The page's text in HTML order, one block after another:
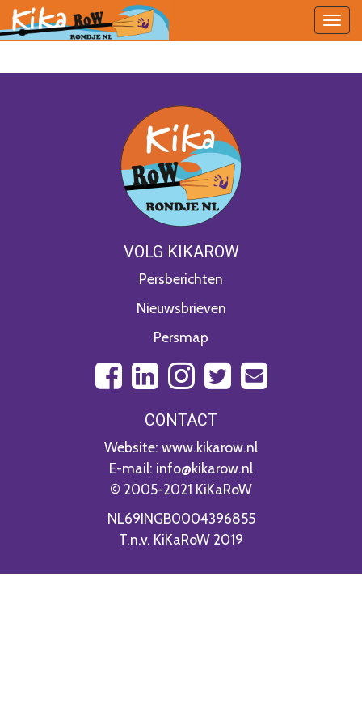
VOLG KIKAROW
Persberichten
Nieuwsbrieven
Persmap
CONTACT
Website: www.kikarow.nl
E-mail: info@kikarow.nl
© 2005-2021 KiKaRoW
NL69INGB0004396855
T.n.v. KiKaRoW 2019